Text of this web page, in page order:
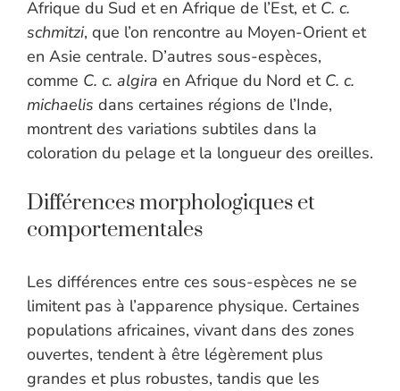
Afrique du Sud et en Afrique de l’Est, et C. c.
schmitzi, que l’on rencontre au Moyen-Orient et
en Asie centrale. D’autres sous-espèces,
comme C. c. algira en Afrique du Nord et C. c.
michaelis dans certaines régions de l’Inde,
montrent des variations subtiles dans la
coloration du pelage et la longueur des oreilles.
Différences morphologiques et
comportementales
Les différences entre ces sous-espèces ne se
limitent pas à l’apparence physique. Certaines
populations africaines, vivant dans des zones
ouvertes, tendent à être légèrement plus
grandes et plus robustes, tandis que les